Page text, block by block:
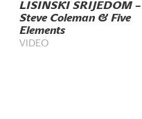
LISINSKI SRIJEDOM –
Steve Coleman & Five
Elements
VIDEO